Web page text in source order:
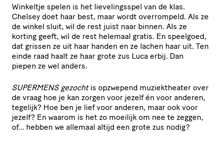
Winkeltje spelen is het lievelingsspel van de klas.
Chelsey doet haar best, maar wordt overrompeld. Als ze
de winkel sluit, wil de rest juist naar binnen. Als ze
korting geeft, wil de rest helemaal gratis. En speelgoed,
dat grissen ze uit haar handen en ze lachen haar uit. Ten
einde raad haalt ze haar grote zus Luca erbij. Dan
piepen ze wel anders.
SUPERMENS gezochtis opzwepend muziektheater over
de vraag hoe je kan zorgen voor jezelf én voor anderen,
tegelijk? Hoe ben je lief voor anderen, maar ook voor
jezelf? En waarom is het zo moeilijk om nee te zeggen,
of… hebben we allemaal altijd een grote zus nodig?